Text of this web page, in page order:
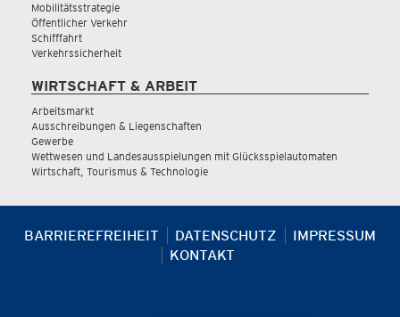
Mobilitätsstrategie
Öffentlicher Verkehr
Schifffahrt
Verkehrssicherheit
WIRTSCHAFT & ARBEIT
Arbeitsmarkt
Ausschreibungen & Liegenschaften
Gewerbe
Wettwesen und Landesausspielungen mit Glücksspielautomaten
Wirtschaft, Tourismus & Technologie
BARRIEREFREIHEIT DATENSCHUTZ
IMPRESSUM
KONTAKT